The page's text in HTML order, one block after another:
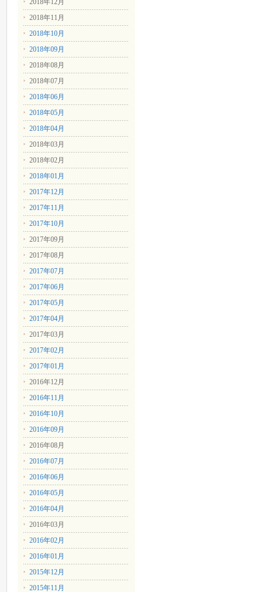
2018年12月
2018年11月
2018年10月
2018年09月
2018年08月
2018年07月
2018年06月
2018年05月
2018年04月
2018年03月
2018年02月
2018年01月
2017年12月
2017年11月
2017年10月
2017年09月
2017年08月
2017年07月
2017年06月
2017年05月
2017年04月
2017年03月
2017年02月
2017年01月
2016年12月
2016年11月
2016年10月
2016年09月
2016年08月
2016年07月
2016年06月
2016年05月
2016年04月
2016年03月
2016年02月
2016年01月
2015年12月
2015年11月